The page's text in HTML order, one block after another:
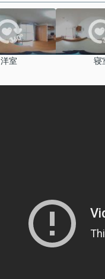
洋室 寝